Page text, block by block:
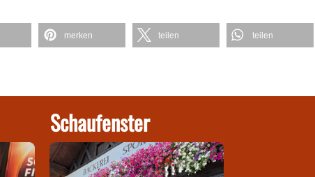
merken teilen teilen
Schaufenster